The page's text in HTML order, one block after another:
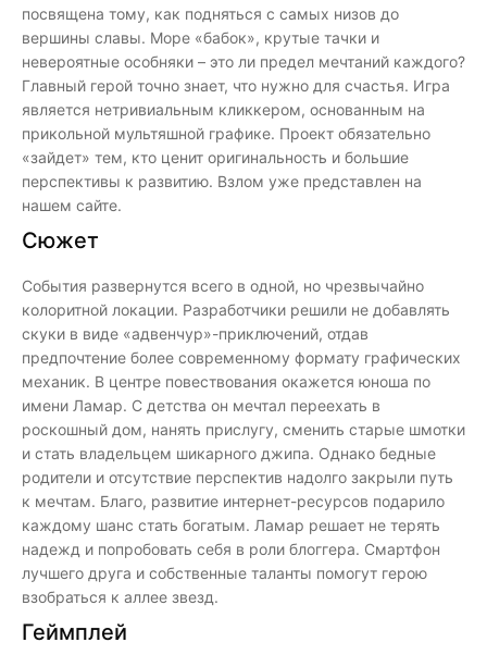
посвящена тому, как подняться с самых низов до
вершины славы. Море «бабок», крутые тачки и
невероятные особняки – это ли предел мечтаний каждого?
Главный герой точно знает, что нужно для счастья. Игра
является нетривиальным кликкером, основанным на
прикольной мультяшной графике. Проект обязательно
«зайдет» тем, кто ценит оригинальность и большие
перспективы к развитию. Взлом уже представлен на
нашем сайте.
Сюжет
События развернутся всего в одной, но чрезвычайно
колоритной локации. Разработчики решили не добавлять
скуки в виде «адвенчур»-приключений, отдав
предпочтение более современному формату графических
механик. В центре повествования окажется юноша по
имени Ламар. С детства он мечтал переехать в
роскошный дом, нанять прислугу, сменить старые шмотки
и стать владельцем шикарного джипа. Однако бедные
родители и отсутствие перспектив надолго закрыли путь
к мечтам. Благо, развитие интернет-ресурсов подарило
каждому шанс стать богатым. Ламар решает не терять
надежд и попробовать себя в роли блоггера. Смартфон
лучшего друга и собственные таланты помогут герою
взобраться к аллее звезд.
Геймплей